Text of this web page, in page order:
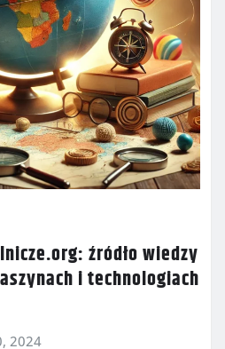
źródło wiedzy
i technologiach
2024